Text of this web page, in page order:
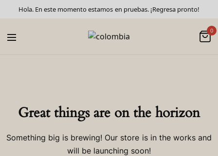
Hola. En este momento estamos en pruebas. ¡Regresa pronto!
0
Great things are on the horizon
Something big is brewing! Our store is in the works and
will be launching soon!